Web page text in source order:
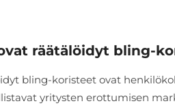
räätälöidyt bling-
bling-koristeet ovat
yritysten erottumisen